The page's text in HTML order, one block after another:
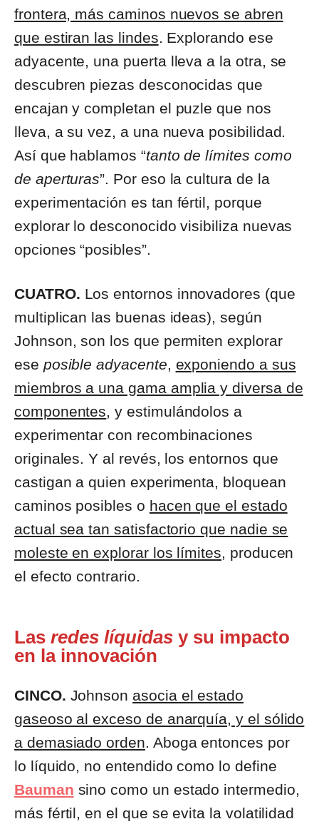
frontera, más caminos nuevos se abren
que estiran las lindes. Explorando ese
adyacente, una puerta lleva a la otra, se
descubren piezas desconocidas que
encajan y completan el puzle que nos
lleva, a su vez, a una nueva posibilidad.
Así que hablamos “tanto de límites como
de aperturas”. Por eso la cultura de la
experimentación es tan fértil, porque
explorar lo desconocido visibiliza nuevas
opciones “posibles”.
CUATRO. Los entornos innovadores (que
multiplican las buenas ideas), según
Johnson, son los que permiten explorar
ese posible adyacente, exponiendo a sus
miembros a una gama amplia y diversa de
componentes, y estimulándolos a
experimentar con recombinaciones
originales. Y al revés, los entornos que
castigan a quien experimenta, bloquean
caminos posibles o hacen que el estado
actual sea tan satisfactorio que nadie se
moleste en explorar los límites, producen
el efecto contrario.
Las redes líquidas y su impacto
en la innovación
CINCO. Johnson asocia el estado
gaseoso al exceso de anarquía, y el sólido
a demasiado orden. Aboga entonces por
lo líquido, no entendido como lo define
Bauman sino como un estado intermedio,
más fértil, en el que se evita la volatilidad